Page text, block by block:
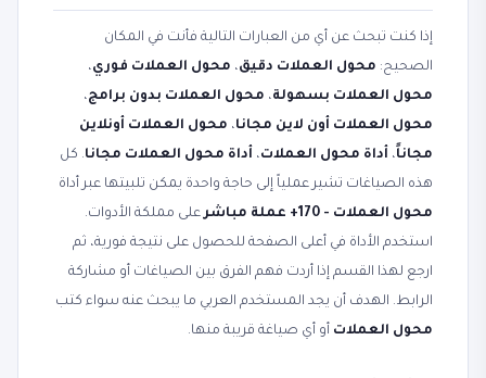
إذا كنت تبحث عن أي من العبارات التالية فأنت في المكان
الصحيح: محول العملات دقيق، محول العملات فوري،
محول العملات بسهولة، محول العملات بدون برامج،
محول العملات أون لاين مجانا، محول العملات أونلاين
مجاناً، أداة محول العملات، أداة محول العملات مجانا. كل
هذه الصياغات تشير عملياً إلى حاجة واحدة يمكن تلبيتها عبر أداة
محول العملات - 170+ عملة مباشر
على مملكة الأدوات.
استخدم الأداة في أعلى الصفحة للحصول على نتيجة فورية، ثم
ارجع لهذا القسم إذا أردت فهم الفرق بين الصياغات أو مشاركة
الرابط. الهدف أن يجد المستخدم العربي ما يبحث عنه سواء كتب
محول العملات أو أي صياغة قريبة منها.